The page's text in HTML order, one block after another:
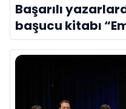
Başarılı
başucu kitabı
yerini aldı